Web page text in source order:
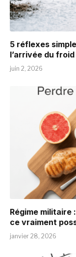
5 réflexes
l’arrivée du froid
juin 2, 2026
Régime militaire
ce vraiment
janvier 28, 2026